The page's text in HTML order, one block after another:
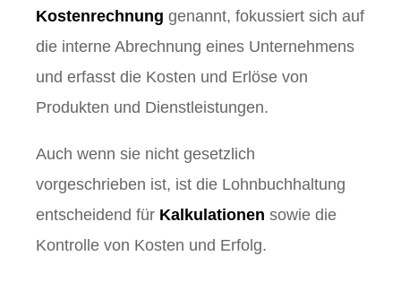
Kostenrechnung genannt, fokussiert sich auf
die interne Abrechnung eines Unternehmens
und erfasst die Kosten und Erlöse von
Produkten und Dienstleistungen.
Auch wenn sie nicht gesetzlich
vorgeschrieben ist, ist die Lohnbuchhaltung
entscheidend für Kalkulationen sowie die
Kontrolle von Kosten und Erfolg.